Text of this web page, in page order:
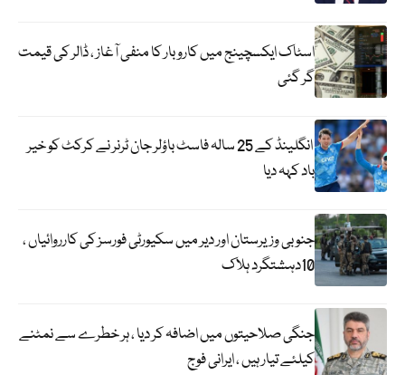
اسٹاک ایکسچینج میں کاروبار کا منفی آغاز ، ڈالر کی قیمت
گر گئی
انگلینڈ کے 25 سالہ فاسٹ باؤلر جان ٹرنر نے کرکٹ کو خیر
باد کہہ دیا
جنوبی وزیرستان اور دیر میں سکیورٹی فورسز کی کارروائیاں ،
10دہشتگرد ہلاک
جنگی صلاحیتوں میں اضافہ کر دیا ، ہر خطرے سے نمٹنے
کیلئے تیار ہیں ، ایرانی فوج